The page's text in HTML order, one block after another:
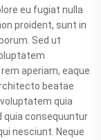
eu fugiat nulla
proident, sunt in
Sed ut
aperiam, eaque
beatae
quia
consequuntur
nesciunt. Neque